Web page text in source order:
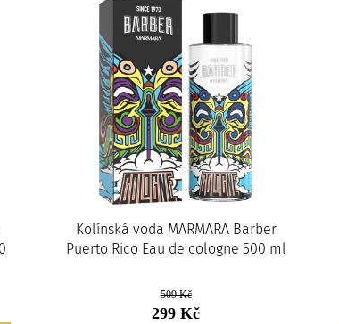
Kolínská voda MARMARA Barber
Puerto Rico Eau de cologne 500 ml
509 Kč
299 Kč